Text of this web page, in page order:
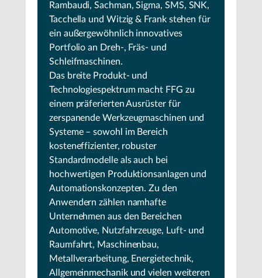
Rambaudi, Sachman, Sigma, SMS, SNK,
Tacchella und Witzig & Frank stehen für
ein außergewöhnlich innovatives
Portfolio an Dreh-, Fräs- und
Schleifmaschinen.
Das breite Produkt- und
Technologiespektrum macht FFG zu
einem präferierten Ausrüster für
zerspanende Werkzeugmaschinen und
Systeme – sowohl im Bereich
kosteneffizienter, robuster
Standardmodelle als auch bei
hochwertigen Produktionsanlagen und
Automationskonzepten. Zu den
Anwendern zählen namhafte
Unternehmen aus den Bereichen
Automotive, Nutzfahrzeuge, Luft- und
Raumfahrt, Maschinenbau,
Metallverarbeitung, Energietechnik,
Allgemeinmechanik und vielen weiteren